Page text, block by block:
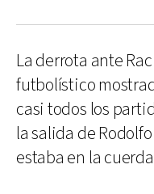
La derrota ante
futbolístico
casi todos los
la salida de
estaba en la